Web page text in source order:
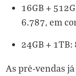
16GB +
6.787, em
24GB +
As pré-vendas